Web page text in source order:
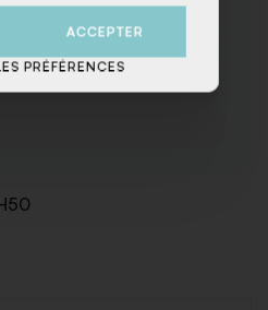
ACCEPTER
PRÉFÉRENCES